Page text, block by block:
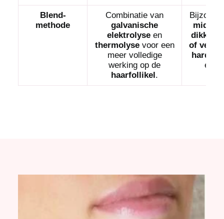
Blend-
methode
Combinatie van
galvanische
elektrolyse en
thermolysevoor een
meer volledige
werking op de
haarfollikel.
dikke
of
en